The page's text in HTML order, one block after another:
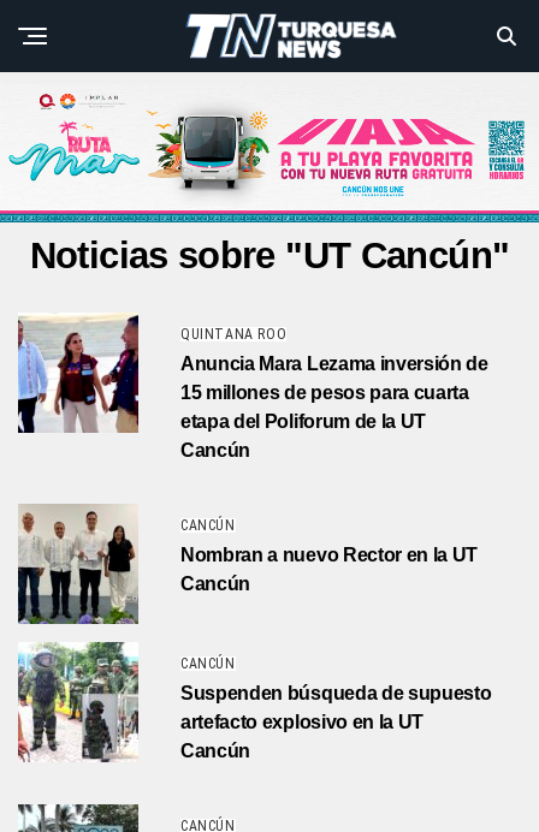
Noticias sobre "UT Cancún"
QUINTANA ROO
Anuncia Mara Lezama inversión de
15 millones de pesos para cuarta
etapa del Poliforum de la UT
Cancún
CANCÚN
Nombran a nuevo Rector en la UT
Cancún
CANCÚN
Suspenden búsqueda de supuesto
artefacto explosivo en la UT
Cancún
CANCÚN